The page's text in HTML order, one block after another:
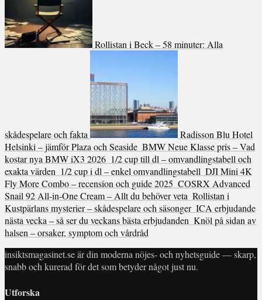
Rollistan i Beck – 58 minuter: Alla
skådespelare och fakta
Radisson Blu Hotel
Helsinki – jämför Plaza och Seaside BMW Neue Klasse pris – Vad
kostar nya BMW iX3 2026 1/2 cup till dl – omvandlingstabell och
exakta värden 1/2 cup i dl – enkel omvandlingstabell DJI Mini 4K
Fly More Combo – recension och guide 2025 COSRX Advanced
Snail 92 All-in-One Cream – Allt du behöver veta Rollistan i
Kustpärlans mysterier – skådespelare och säsonger ICA erbjudande
nästa vecka – så ser du veckans bästa erbjudanden Knöl på sidan av
halsen – orsaker, symptom och vårdråd
insiktsmagasinet.se är din moderna nöjes- och nyhetsguide — skarp,
snabb och kurerad för det som betyder något just nu.
Utforska